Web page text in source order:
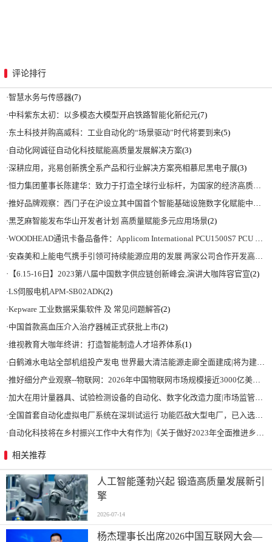
评论排行
·智慧水务与传感器(7)
·中科紫东太初：以多模态大模型开启铁路智能化新纪元(7)
·东土科技并购高威科：工业自动化的“场景驱动”时代将要到来(5)
· 自动化网诚征自动化科技赋能高质量发展解决方案(3)
·深耕应用，兆易创新携全系产品和行业解决方案亮相慕尼黑电子展(3)
·恒力集团董事长陈建华：致力于打造全球行业标杆，为国家的经济高质量发展贡献更大力量|上海电气集团党委书记、董事长吴磊来访
·推好品牌观察：西门子在沪设立其中国首个智能基础设施数字化赋能中心
·黑芝麻智能发布华山开发者计划 高质量赋能多元应用场景(2)
·WOODHEAD通讯卡备品备件：Applicom International PCU1500S7 PCU 1500 S7 V4.5.0
·安森美和上能电气携手引领可持续能源应用的发展 两家公司合作开发高性能储能和太阳能组串式逆变器方案 以实现可持续的未来
· 【6.15-16日】2023第八届中国数字供应链创新峰会,演讲大咖阵容官宣(2)
·LS伺服电机APM-SB02ADK(2)
·Kepware 工业数据采集软件 及 常见问题解答(2)
·中国首款高血压介入治疗器械正式获批上市(2)
·维视教育大咖年终讲：打造智能制造人才培养体系(1)
·白鹤滩水电站全部机组投产发电 世界最大清洁能源走廊全面建成|将为建设新型能源体系、保障国家能源安全、实现“双碳”目标提供有力支撑
·推好细分产业观察--物联网：2026年中国物联网市场规模接近3000亿美元 智慧工厂、智慧城市、智慧电网等将占60%以上
·加大在用计量器具、试验检测设备的自动化、数字化改造力度|市场监管总局 工业和信息化部 关于促进企业计量能力提升的指导意见
·全国首套自动化虚拟电厂系统在深圳试运行 功能匹敌大型电厂，已入选国际典型案例
· 自动化科技将在乡村振兴工作中大有作为|《关于做好2023年全面推进乡村振兴重点工作的意见》发布
相关推荐
人工智能蓬勃兴起 锻造高质量发展新引
擎
2026-07-14
杨杰理事长出席2026中国互联网大会—